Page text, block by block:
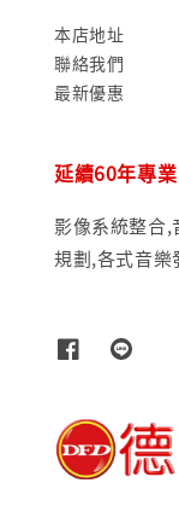
本店地址
聯絡我們
最新優惠
延續60年專業
影像系統整合,
規劃,各式音樂